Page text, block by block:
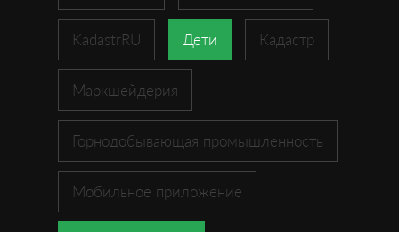
KadastrRU Дети Кадастр
Маркшейдерия
Горнодобывающая промышленность
Мобильное приложение